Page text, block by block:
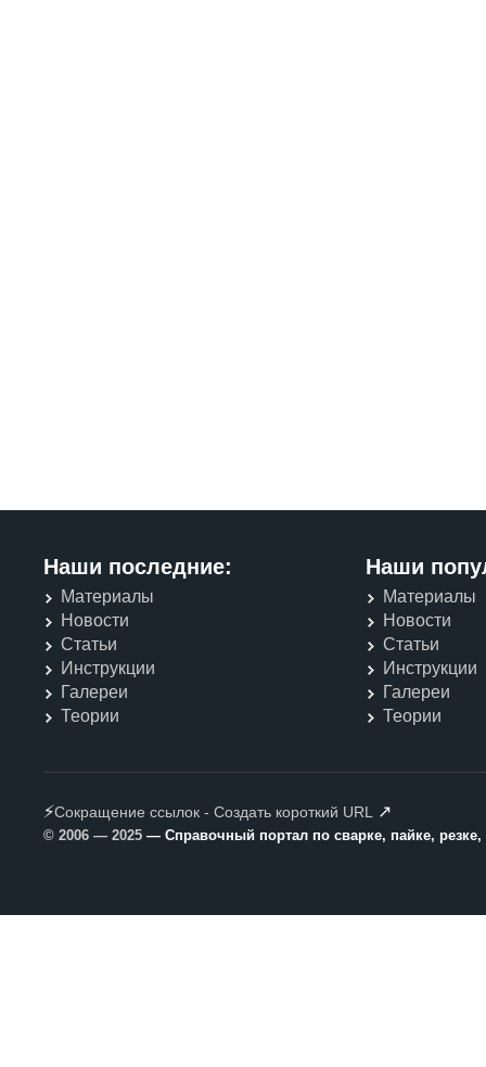
Наши последние:
Материалы
Новости
Статьи
Инструкции
Галереи
Теории
Наши
Материалы
Новости
Статьи
Инструкции
Галереи
Теории
⚡Сокращение ссылок - Создать короткий URL ↗
© 2006 — 2025 — Справочный портал по сварке, пайке,